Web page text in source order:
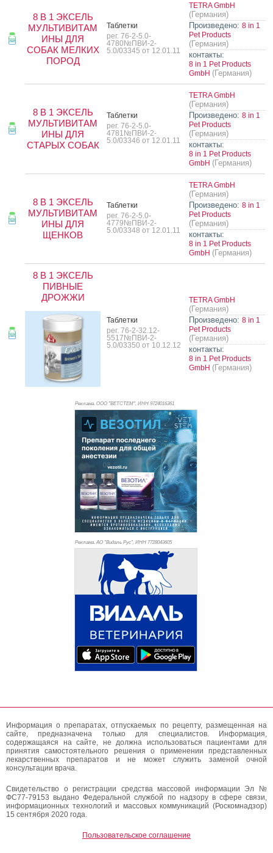
8 В 1 ЭКСЕЛЬ
МУЛЬТИВИТАМ
ИНЫ ДЛЯ
СОБАК МЕЛКИХ
ПОРОД
Таб­летки
рег. 76-2-5.0-
4780№ПВИ-2-
5.0/03345 от 12.01.11
TETRA GmbH
(Германия)
Произведено: 8 in 1
Pet Products
(Германия)
контакты:
8 in 1 Pet Products
GmbH (Германия)
8 В 1 ЭКСЕЛЬ
МУЛЬТИВИТАМ
ИНЫ ДЛЯ
СТАРЫХ СОБАК
Таб­летки
рег. 76-2-5.0-
4781№ПВИ-2-
5.0/03346 от 12.01.11
TETRA GmbH
(Германия)
Произведено: 8 in 1
Pet Products
(Германия)
контакты:
8 in 1 Pet Products
GmbH (Германия)
8 В 1 ЭКСЕЛЬ
МУЛЬТИВИТАМ
ИНЫ ДЛЯ
ЩЕНКОВ
Таб­летки
рег. 76-2-5.0-
4779№ПВИ-2-
5.0/03348 от 12.01.11
TETRA GmbH
(Германия)
Произведено: 8 in 1
Pet Products
(Германия)
контакты:
8 in 1 Pet Products
GmbH (Германия)
8 В 1 ЭКСЕЛЬ
ПИВНЫЕ
ДРОЖЖИ
Таб­летки
рег. 76-2-32.12-
5517№ПВИ-2-
5.0/03350 от 10.12.12
TETRA GmbH
(Германия)
Произведено: 8 in 1
Pet Products
(Германия)
контакты:
8 in 1 Pet Products
GmbH (Германия)
Реклама. ООО "ВЕТСТЕМ", ИНН 9724016361
Реклама. АО "Видаль Рус", ИНН 7728043605
Информация о препаратах, отпускаемых по рецепту, размещенная на
сайте, предназначена только для специалистов. Информация,
содержащаяся на сайте, не должна использоваться пациентами для
принятия самостоятельного решения о применении представленных
лекарственных препаратов и не может служить заменой очной
консультации врача.
Свидетельство о регистрации средства массовой информации Эл №
ФС77-79153 выдано Федеральной службой по надзору в сфере связи,
информационных технологий и массовых коммуникаций (Роскомнадзор)
15 сентября 2020 года.
Пользовательское соглашение